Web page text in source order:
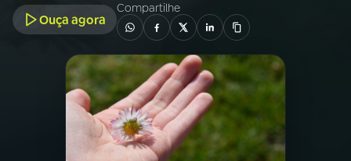
PROGRAMAS
PODCASTS
Ouça agora
Compartilhe